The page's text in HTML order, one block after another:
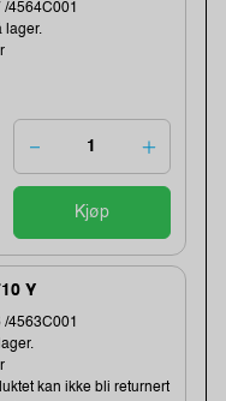
/4564C001
lager.
Kjøp
Y
/4563C001
kan ikke bli returnert